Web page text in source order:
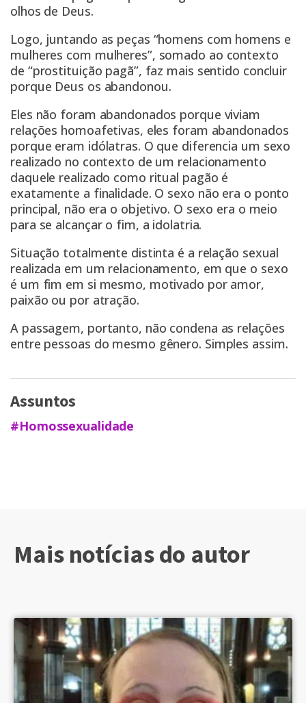
olhos de Deus.
Logo, juntando as peças “homens com homens e
mulheres com mulheres”, somado ao contexto
de “prostituição pagã”, faz mais sentido concluir
porque Deus os abandonou.
Eles não foram abandonados porque viviam
relações homoafetivas, eles foram abandonados
porque eram idólatras. O que diferencia um sexo
realizado no contexto de um relacionamento
daquele realizado como ritual pagão é
exatamente a finalidade. O sexo não era o ponto
principal, não era o objetivo. O sexo era o meio
para se alcançar o fim, a idolatria.
Situação totalmente distinta é a relação sexual
realizada em um relacionamento, em que o sexo
é um fim em si mesmo, motivado por amor,
paixão ou por atração.
A passagem, portanto, não condena as relações
entre pessoas do mesmo gênero. Simples assim.
Assuntos
#Homossexualidade
Mais notícias do autor